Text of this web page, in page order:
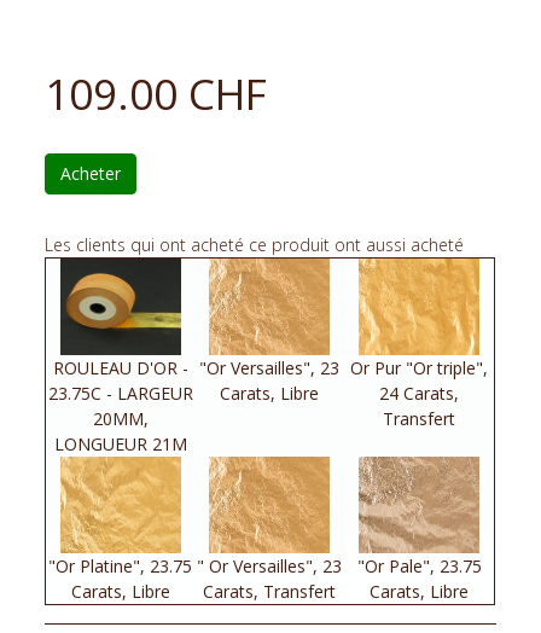
109.00 CHF
Acheter
Les clients qui ont acheté ce produit ont aussi acheté
ROULEAU D'OR -
23.75C - LARGEUR
20MM,
LONGUEUR 21M
"Or Versailles", 23
Carats, Libre
Or Pur "Or triple",
24 Carats,
Transfert
"Or Platine", 23.75
Carats, Libre
" Or Versailles", 23
Carats, Transfert
"Or Pale", 23.75
Carats, Libre